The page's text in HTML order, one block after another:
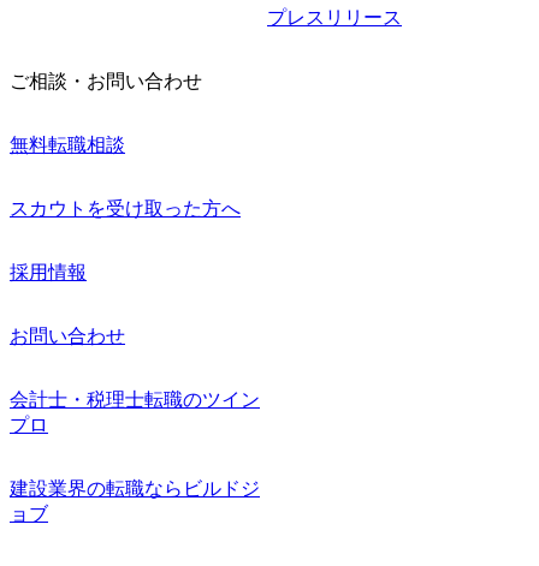
プレスリリース
ご相談・お問い合わせ
無料転職相談
スカウトを受け取った方へ
採用情報
お問い合わせ
会計士・税理士転職のツイン
プロ
建設業界の転職ならビルドジ
ョブ